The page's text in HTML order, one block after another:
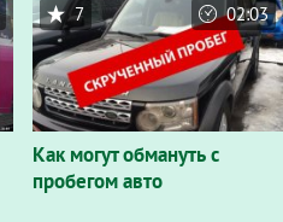
Как могут обмануть с
пробегом авто
7 02:03